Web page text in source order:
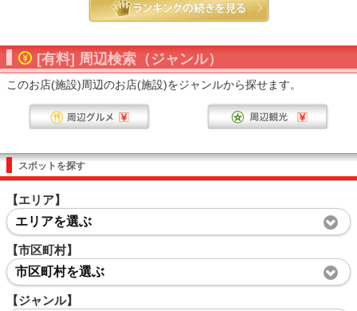
[有料] 周辺検索（ジャンル）
このお店(施設)周辺のお店(施設)をジャンルから探せます。
スポットを探す
【エリア】
エリアを選ぶ
【市区町村】
市区町村を選ぶ
【ジャンル】